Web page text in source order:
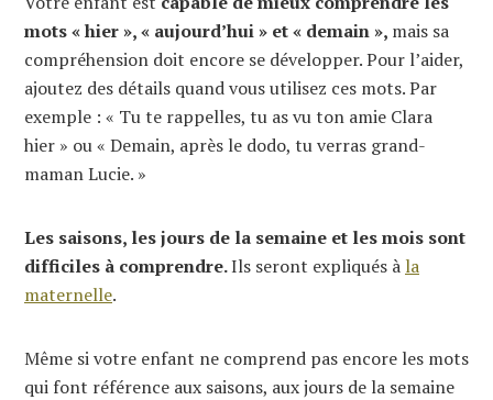
mots « hier », « aujourd’hui » et « demain », mais sa
compréhension doit encore se développer. Pour l’aider,
ajoutez des détails quand vous utilisez ces mots. Par
exemple : « Tu te rappelles, tu as vu ton amie Clara
hier » ou « Demain, après le dodo, tu verras grand-
maman Lucie. »
Les saisons, les jours de la semaine et les mois sont
difficiles à comprendre.Ils seront expliqués à la
maternelle.
Même si votre enfant ne comprend pas encore les mots
qui font référence aux saisons, aux jours de la semaine